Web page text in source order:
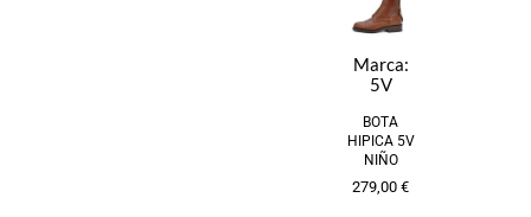
Marca:
5V
BOTA
HIPICA 5V
NIÑO
279,00 €